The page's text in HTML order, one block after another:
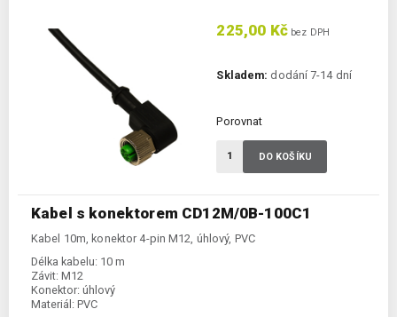
Kabel s konektorem CD12M/0B-100C1
Kabel 10m, konektor 4-pin M12, úhlový, PVC
Délka kabelu: 10 m
Závit: M12
Konektor: úhlový
Materiál: PVC
225,00 Kč bez DPH
Skladem: dodání 7-14 dní
Porovnat
DO KOŠÍKU